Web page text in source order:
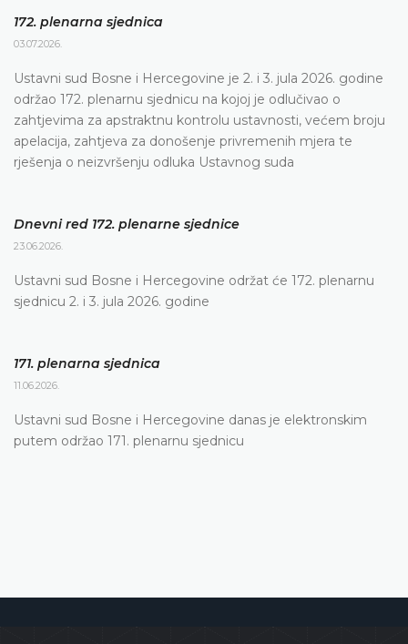
172. plenarna sjednica
03.07.2026.
Ustavni sud Bosne i Hercegovine je 2. i 3. jula 2026. godine
održao 172. plenarnu sjednicu na kojoj je odlučivao o
zahtjevima za apstraktnu kontrolu ustavnosti, većem broju
apelacija, zahtjeva za donošenje privremenih mjera te
rješenja o neizvršenju odluka Ustavnog suda
Dnevni red 172. plenarne sjednice
23.06.2026.
Ustavni sud Bosne i Hercegovine održat će 172. plenarnu
sjednicu 2. i 3. jula 2026. godine
171. plenarna sjednica
11.06.2026.
Ustavni sud Bosne i Hercegovine danas je elektronskim
putem održao 171. plenarnu sjednicu